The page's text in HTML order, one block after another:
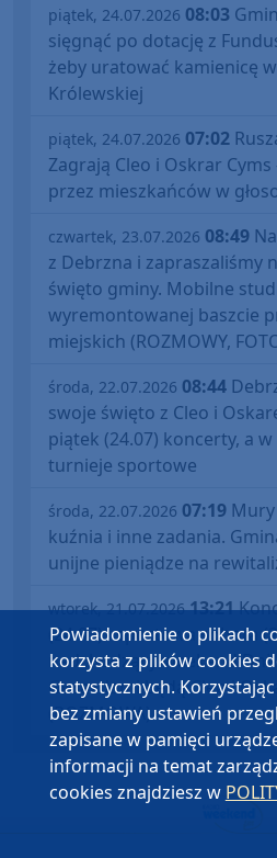
piątek, 24.07.2026 08:03
sięgnąć po dotację z
żeby uratować kamienicę
Królewskiej
piątek, 24.07.2026 07:02
Zagrają Cleo i Oskrar
przez mieszkańców w
czwartek, 23.07.2026 08:49
z Debrzna i zapraszaliśmy
święto gminy. Mobilne
wyremontowanej baszcie
miejskich (ROZMOWY,
środa, 22.07.2026 08:44
swoje święto z Cleo i
piątek (24.07) koncerty, a
turnieje sportowe
środa, 22.07.2026 07:19
kuźnia i inne zadania.
unijne pieniądze na
wtorek, 21.07.2026 13:21
(24.07) i sportowa sobota
nadchodzący weekend Dni
Gwiazdami będą Cleo i
(ROZMOWA)
Powiadomienie o plikach
korzysta z plików cookies
statystycznych.
bez zmiany ustawień
zapisane w pamięci
informacji na temat
cookies znajdziesz w